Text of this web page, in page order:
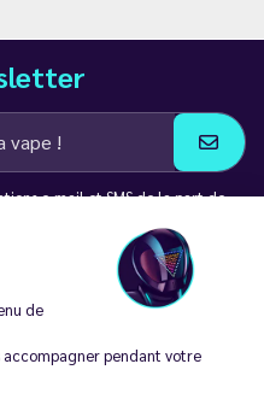
de
accompagner pendant votre
e-mail et SMS de la part de